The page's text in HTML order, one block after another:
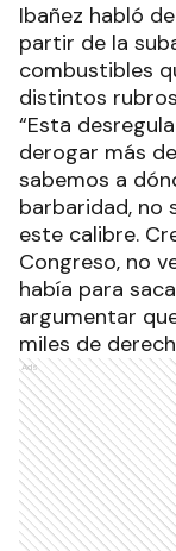
Ibañez habló
partir de la
combustibles
distintos
“Esta
derogar más
sabemos a
barbaridad, no
este calibre.
Congreso, no
había para
argumentar
miles de
Ads